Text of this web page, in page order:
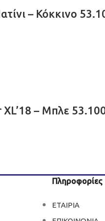
– Κόκκινο
– Μπλε
Πληροφορίες
ΕΤΑΙΡΙΑ